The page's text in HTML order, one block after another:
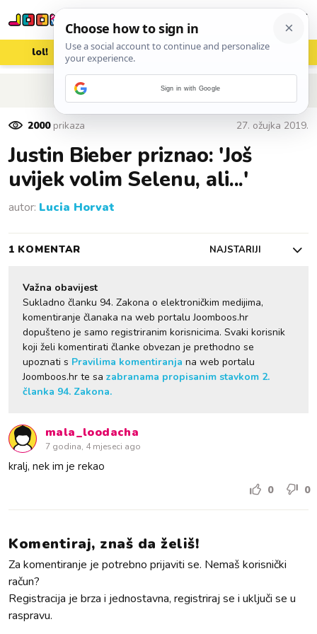
lol! aww vrh! woot?!
POVRATAK NA ČLANAK
2000prikaza 27. ožujka 2019.
Justin Bieber priznao: 'Još
uvijek volim Selenu, ali...'
autor: Lucia Horvat
1 KOMENTAR NAJSTARIJI
Važna obavijest
Sukladno članku 94. Zakona o elektroničkim medijima,
komentiranje članaka na web portalu Joomboos.hr
dopušteno je samo registriranim korisnicima. Svaki korisnik
koji želi komentirati članke obvezan je prethodno se
upoznati s Pravilima komentiranja na web portalu
Joomboos.hr te sa zabranama propisanim stavkom 2.
članka 94. Zakona.
mala_loodacha
7 godina, 4 mjeseci ago
kralj, nek im je rekao
0 0
Komentiraj, znaš da želiš!
Za komentiranje je potrebno prijaviti se. Nemaš korisnički
račun?
Registracija je brza i jednostavna, registriraj se i uključi se u
raspravu.
Sign in with Google